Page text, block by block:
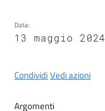
Servizi
on-
gli
Data:
13 maggio 2024
CondividiVedi azioni
Argomenti